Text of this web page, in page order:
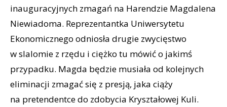
inauguracyjnych zmagań na Harendzie Magdalena
Niewiadoma. Reprezentantka Uniwersytetu
Ekonomicznego odniosła drugie zwycięstwo
w slalomie z rzędu i ciężko tu mówić o jakimś
przypadku. Magda będzie musiała od kolejnych
eliminacji zmagać się z presją, jaka ciąży
na pretendentce do zdobycia Kryształowej Kuli.